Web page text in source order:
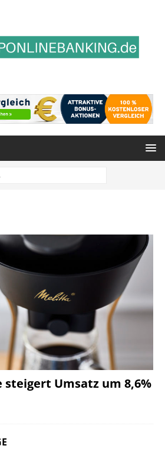
Umsatz um 8,6%